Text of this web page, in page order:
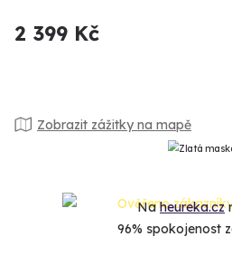
2 399 Kč
Zobrazit zážitky na mapě
Naheureka.cz
96% spokojenost